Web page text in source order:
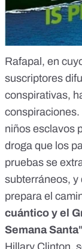
Rafapal, en
suscriptores
conspirativas,
niños esclavos
droga que los
pruebas se
subterráneos, y
prepara el
cuántico y el
Semana Santa